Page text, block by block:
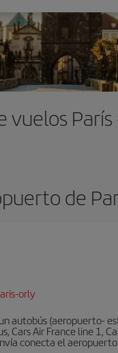
vuelos París
de
orly
(aeropuerto-
Cars Air France line 1,
conecta el